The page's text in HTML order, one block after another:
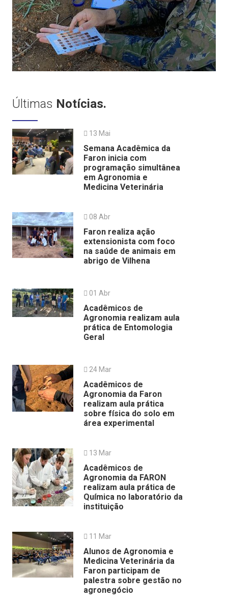
Últimas Notícias.
13 Mai
Semana Acadêmica da
Faron inicia com
programação simultânea
em Agronomia e
Medicina Veterinária
08 Abr
Faron realiza ação
extensionista com foco
na saúde de animais em
abrigo de Vilhena
01 Abr
Acadêmicos de
Agronomia realizam aula
prática de Entomologia
Geral
24 Mar
Acadêmicos de
Agronomia da Faron
realizam aula prática
sobre física do solo em
área experimental
13 Mar
Acadêmicos de
Agronomia da FARON
realizam aula prática de
Química no laboratório da
instituição
11 Mar
Alunos de Agronomia e
Medicina Veterinária da
Faron participam de
palestra sobre gestão no
agronegócio